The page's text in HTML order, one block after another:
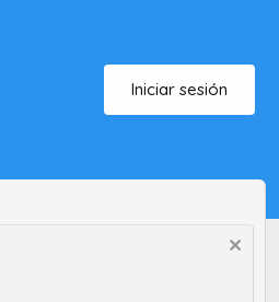
Iniciar sesión